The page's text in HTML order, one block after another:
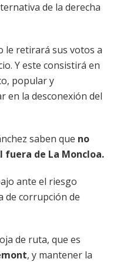
de la derecha
le retirará sus votos a
Y este consistirá en
popular y
en la desconexión del
saben que no
fuera de La Moncloa.
ante el riesgo
de corrupción de
de ruta, que es
, y mantener la